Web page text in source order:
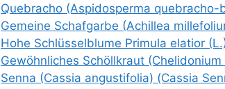
Quebra­cho (Aspi­do­sper­ma quebra­cho-
Gemei­ne Schaf­gar­be (Achil­lea
Hohe Schlüs­sel­blu­me Pri­mu­la ela­ti­or
Gewöhn­li­ches Schöll­kraut (Cheli­do­ni­um
Sen­na (Cas­sia angusti­fo­lia) (Cas­sia